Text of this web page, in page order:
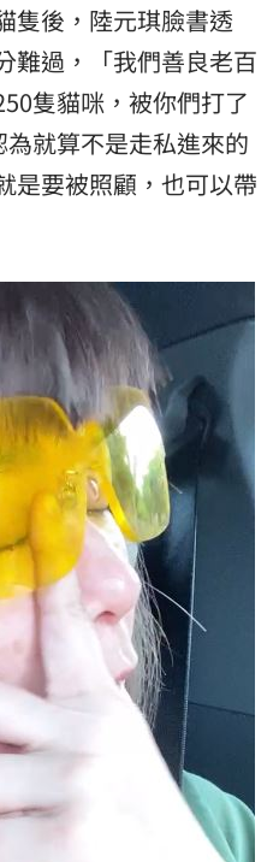
隻後，陸元琪臉書透
難過，「我們善良老百
隻貓咪，被你們打了
就算不是走私進來的
是要被照顧，也可以帶